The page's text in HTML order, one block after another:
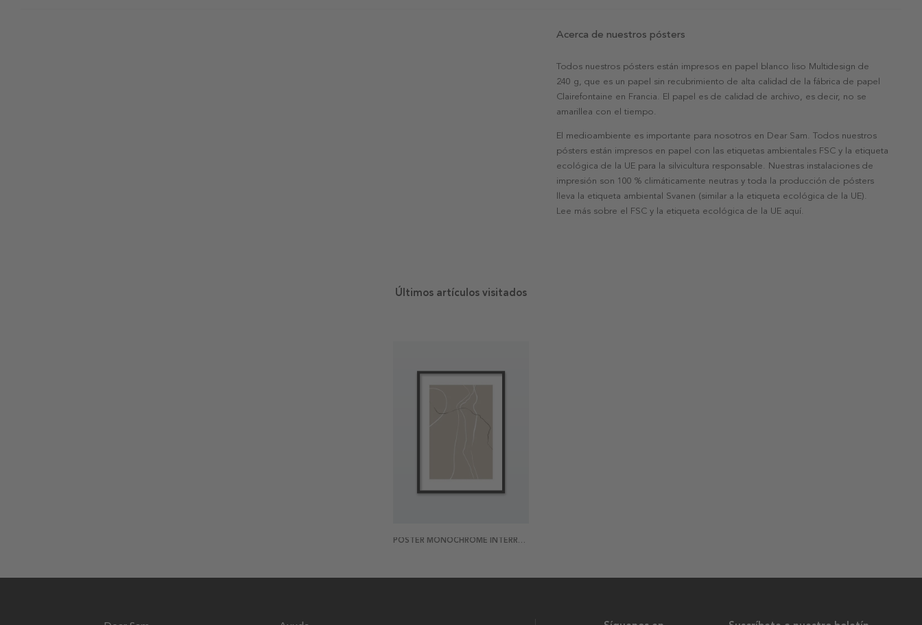
Acerca de nuestros pósters
Todos nuestros pósters están impresos en papel blanco liso Multidesign de
240 g, que es un papel sin recubrimiento de alta calidad de la fábrica de papel
Clairefontaine en Francia. El papel es de calidad de archivo, es decir, no se
amarillea con el tiempo.
El medioambiente es importante para nosotros en Dear Sam. Todos nuestros
pósters están impresos en papel con las etiquetas ambientales FSC y la etiqueta
ecológica de la UE para la silvicultura responsable. Nuestras instalaciones de
impresión son 100 % climáticamente neutras y toda la producción de pósters
lleva la etiqueta ambiental Svanen (similar a la etiqueta ecológica de la UE).
Lee más sobre el FSC y la etiqueta ecológica de la UE aquí.
Últimos artículos visitados
POSTER MONOCHROME INTERRUPTED 2